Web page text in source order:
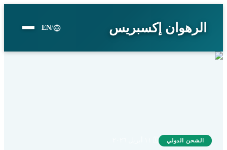
الرهوان إكسبريس /
EN
الشحن الدولي